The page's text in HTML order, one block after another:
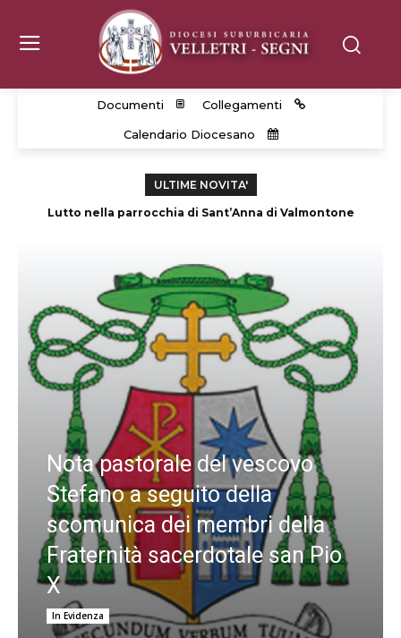
Documenti Collegamenti
Calendario Diocesano
ULTIME NOVITA'
Lutto nella parrocchia di Sant’Anna di Valmontone
Cancelleria Vescovile e Protocollo Matrimoni: pausa estiva
Nota pastorale del vescovo
Stefano a seguito della
scomunica dei membri della
Fraternità sacerdotale san Pio
X
In Evidenza